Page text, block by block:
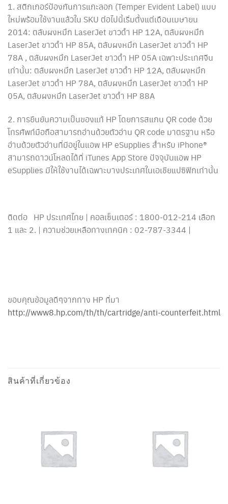
1. สติกเกอร์ป้องกันการแกะลอก (Temper Evident Label) แบบ
ใหม่พร้อมใช้งานแล้วใน SKU ต่อไปนี้เริ่มตั้งแต่เดือนเมษายน
2014: ตลับผงหมึก LaserJet ขาวดำ HP 12A, ตลับผงหมึก
LaserJet ขาวดำ HP 85A, ตลับผงหมึก LaserJet ขาวดำ HP
78A , ตลับผงหมึก LaserJet ขาวดำ HP 05A เฉพาะประเทศจีน
เท่านั้น: ตลับผงหมึก LaserJet ขาวดำ HP 12A, ตลับผงหมึก
LaserJet ขาวดำ HP 78A, ตลับผงหมึก LaserJet ขาวดำ HP
05A, ตลับผงหมึก LaserJet ขาวดำ HP 88A
2. การยืนยันความเป็นของแท้ HP โดยการสแกน QR code ด้วย
โทรศัพท์มือถือสามารถอ่านด้วยตัวอ่าน QR code มาตรฐาน หรือ
อ่านด้วยตัวอ่านที่มีอยู่ในแอพ HP eSupplies สำหรับ iPhone®
สามารถดาวน์โหลดได้ที่ iTunes App Store ปัจจุบันแอพ HP
eSupplies มีให้ใช้งานได้เฉพาะบางประเทศในเอเชียแปซิฟิกเท่านั้น
ติดต่อ HP ประเทศไทย | คอลเซ็นเตอร์ : 1800-012-214 เลือก
1 และ 2. | ความช่วยเหลือทางเทคนิค : 02-787-3344 |
ขอบคุณข้อมูลดีๆจากทาง HP ที่มา
http://www8.hp.com/th/th/cartridge/anti-counterfeit.html
สินค้าที่เกี่ยวข้อง